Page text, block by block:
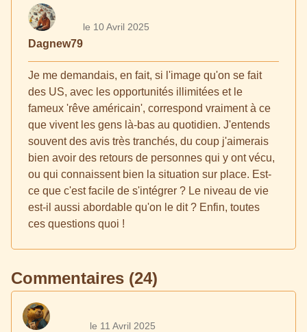
Dagnew79
le 10 Avril 2025
Je me demandais, en fait, si l'image qu'on se fait
des US, avec les opportunités illimitées et le
fameux 'rêve américain', correspond vraiment à ce
que vivent les gens là-bas au quotidien. J'entends
souvent des avis très tranchés, du coup j'aimerais
bien avoir des retours de personnes qui y ont vécu,
ou qui connaissent bien la situation sur place. Est-
ce que c'est facile de s'intégrer ? Le niveau de vie
est-il aussi abordable qu'on le dit ? Enfin, toutes
ces questions quoi !
Commentaires (24)
le 11 Avril 2025